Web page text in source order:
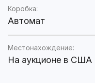
Коробка:
Автомат
Местонахождение:
На аукционе в США